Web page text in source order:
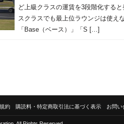
ど上級クラスの運賃を3段階化する
スクラスでも最上位ラウンジは使
「Base（ベース）」「S […]
約 購読料・特定商取引法に基づく表示 お問い